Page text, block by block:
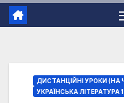
ДИСТАНЦІЙНІ УРОКИ (НА
УКРАЇНСЬКА ЛІТЕРАТУРА